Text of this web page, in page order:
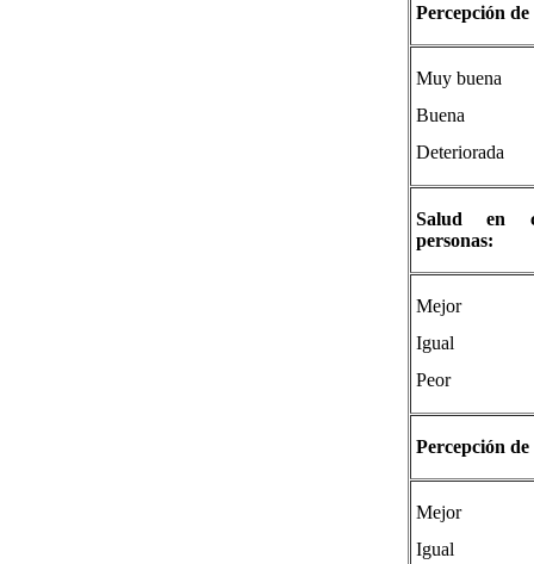
Percepción
Muy buena
Buena
Deteriorada
Salud en
personas:
Mejor
Igual
Peor
Percepción
Mejor
Igual